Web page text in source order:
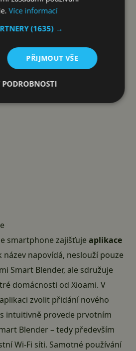
na místě.
smartphone zajišťujeaplikace
název napovídá, neslouží pouze
Smart Blender, ale sdružuje
domácnosti od Xioami. V
zvolit přidání nového
intuitivně provede prvotním
Blender – tedy především
Wi-Fi síti. Samotné používání
Více informací
(1635) →
PŘIJMOUT VŠE